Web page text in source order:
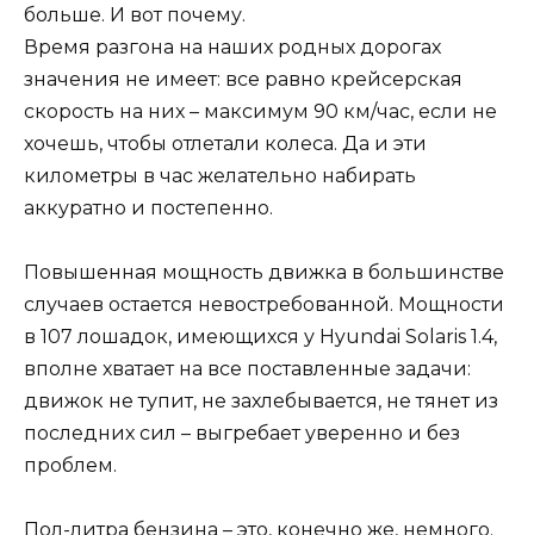
больше. И вот почему.
Время разгона на наших родных дорогах
значения не имеет: все равно крейсерская
скорость на них – максимум 90 км/час, если не
хочешь, чтобы отлетали колеса. Да и эти
километры в час желательно набирать
аккуратно и постепенно.
Повышенная мощность движка в большинстве
случаев остается невостребованной. Мощности
в 107 лошадок, имеющихся у Hyundai Solaris 1.4,
вполне хватает на все поставленные задачи:
движок не тупит, не захлебывается, не тянет из
последних сил – выгребает уверенно и без
проблем.
Пол-литра бензина – это, конечно же, немного.